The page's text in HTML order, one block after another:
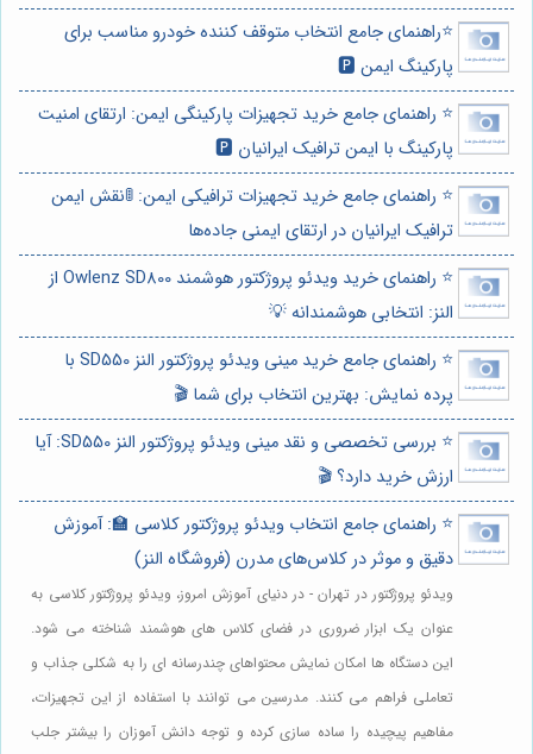
⭐️راهنمای جامع انتخاب متوقف کننده خودرو مناسب برای
پارکینگ ایمن 🅿️
⭐️ راهنمای جامع خرید تجهیزات پارکینگی ایمن: ارتقای امنیت
پارکینگ با ایمن ترافیک ایرانیان 🅿️
⭐️ راهنمای جامع خرید تجهیزات ترافیکی ایمن: 🚦نقش ایمن
ترافیک ایرانیان در ارتقای ایمنی جاده‌ها
⭐️ راهنمای خرید ویدئو پروژکتور هوشمند Owlenz SD800 از
النز: انتخابی هوشمندانه 💡
⭐️ راهنمای جامع خرید مینی ویدئو پروژکتور النز SD550 با
پرده نمایش: بهترین انتخاب برای شما 🎬
⭐️ بررسی تخصصی و نقد مینی ویدئو پروژکتور النز SD550: آیا
ارزش خرید دارد؟ 🎬
⭐️ راهنمای جامع انتخاب ویدئو پروژکتور کلاسی 🏫: آموزش
دقیق و موثر در کلاس‌های مدرن (فروشگاه النز)
ویدئو پروژکتور در تهران - در دنیای آموزش امروز، ویدئو پروژکتور کلاسی به
عنوان یک ابزار ضروری در فضای کلاس های هوشمند شناخته می شود.
این دستگاه ها امکان نمایش محتواهای چندرسانه ای را به شکلی جذاب و
تعاملی فراهم می کنند. مدرسین می توانند با استفاده از این تجهیزات،
مفاهیم پیچیده را ساده سازی کرده و توجه دانش آموزان را بیشتر جلب